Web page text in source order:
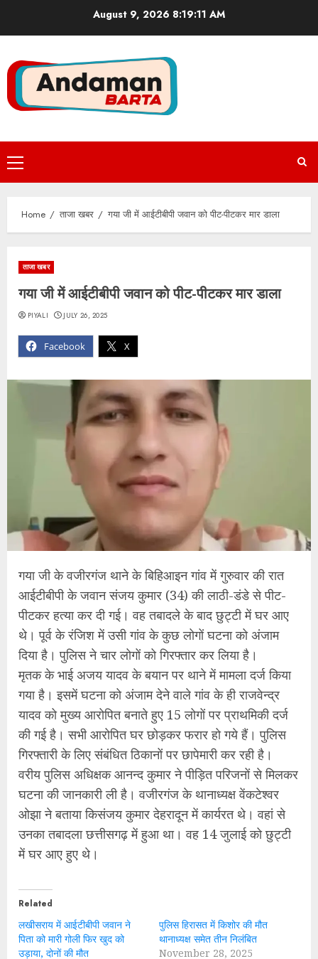
August 9, 2026 8:19:12 AM
Primary
Menu
Home ताजा खबर गया जी में आईटीबीपी जवान को पीट-पीटकर मार डाला
ताजा खबर
गया जी में आईटीबीपी जवान को पीट-पीटकर मार डाला
Facebook X
PIYALI JULY 26, 2025
गया जी के वजीरगंज थाने के बिहिआइन गांव में गुरुवार की रात
आईटीबीपी के जवान संजय कुमार (34) की लाठी-डंडे से पीट-
पीटकर हत्या कर दी गई। वह तबादले के बाद छुट्टी में घर आए
थे। पूर्व के रंजिश में उसी गांव के कुछ लोगों घटना को अंजाम
दिया है। पुलिस ने चार लोगों को गिरफ्तार कर लिया है।
मृतक के भाई अजय यादव के बयान पर थाने में मामला दर्ज किया
गया है। इसमें घटना को अंजाम देने वाले गांव के ही राजवेन्द्र
यादव को मुख्य आरोपित बनाते हुए 15 लोगों पर प्राथमिकी दर्ज
की गई है। सभी आरोपित घर छोड़कर फरार हो गये हैं। पुलिस
गिरफ्तारी के लिए संबंधित ठिकानों पर छापेमारी कर रही है।
वरीय पुलिस अधिक्षक आनन्द कुमार ने पीड़ित परिजनों से मिलकर
घटना की जानकारी ली है। वजीरगंज के थानाध्यक्ष वेंकटेश्वर
ओझा ने बताया किसंजय कुमार देहरादून में कार्यरत थे। वहां से
उनका तबादला छत्तीसगढ़ में हुआ था। वह 14 जुलाई को छुट्टी
में घर आए हुए थे।
Related
लखीसराय में आईटीबीपी जवान ने
पिता को मारी गोली फिर खुद को
उड़ाया, दोनों की मौत
पुलिस हिरासत में किशोर की मौत
थानाध्यक्ष समेत तीन निलंबित
November 28, 2025